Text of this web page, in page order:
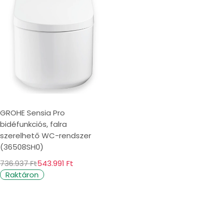
GROHE Sensia Pro
bidéfunkciós, falra
szerelhető WC-rendszer
(36508SH0)
736.937 Ft543.991 Ft
Raktáron